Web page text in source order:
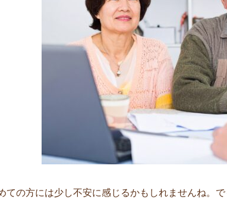
ての方には少し不安に感じるかもしれませんね。